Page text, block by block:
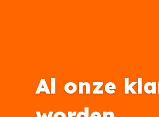
Al onze